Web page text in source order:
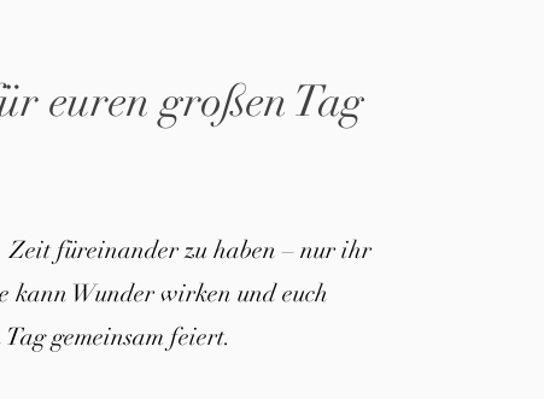
euren großen Tag
Zeit füreinander zu haben – nur ihr
kann Wunder wirken und euch
gemeinsam feiert.